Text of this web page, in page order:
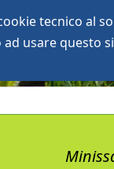
tecnico al
usare questo